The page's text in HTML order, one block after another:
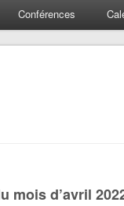
Conférences
mois d’avril